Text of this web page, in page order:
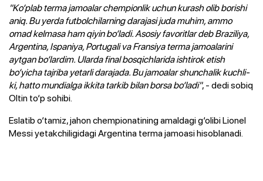
"Ko‘plab terma jamoalar chempionlik uchun kurash olib borishi
aniq. Bu yerda futbolchilarning darajasi juda muhim, ammo
omad kelmasa ham qiyin bo‘ladi. Asosiy favoritlar deb Braziliya,
Argentina, Ispaniya, Portugali va Fransiya terma jamoalarini
aytgan bo‘lardim. Ularda final bosqichlarida ishtirok etish
bo‘yicha tajriba yetarli darajada. Bu jamoalar shunchalik kuchli-
ki, hatto mundialga ikkita tarkib bilan borsa bo‘ladi", - dedi sobiq
Oltin to‘p sohibi.
Eslatib o‘tamiz, jahon chempionatining amaldagi g‘olibi Lionel
Messi yetakchiligidagi Argentina terma jamoasi hisoblanadi.